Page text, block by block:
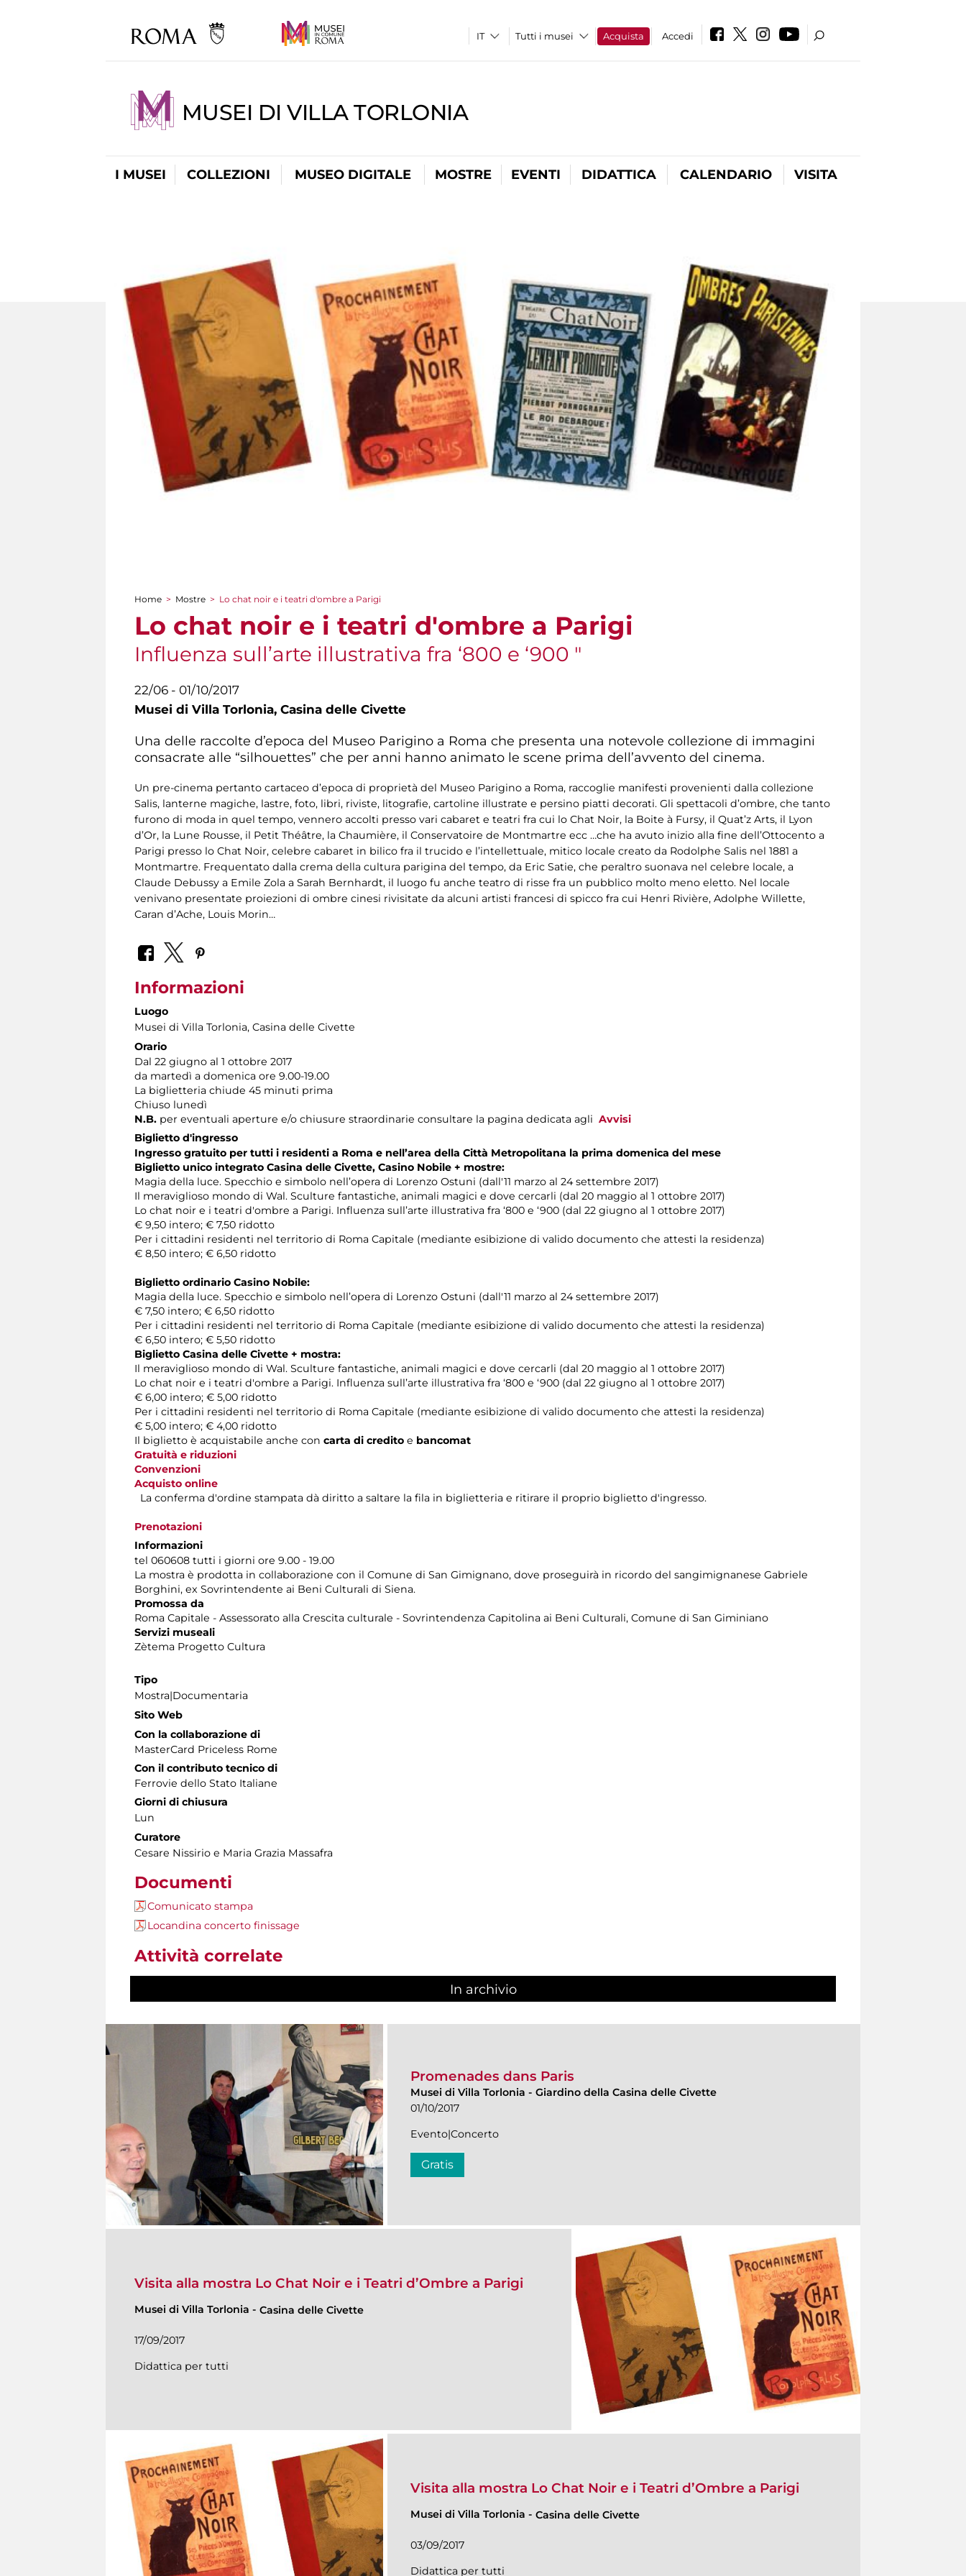
Tutti i musei Acquista Accedi
MUSEI DI VILLA TORLONIA
I MUSEI COLLEZIONI MUSEO DIGITALE MOSTRE EVENTI DIDATTICA CALENDARIO VISITA
Tu sei qui
Home > Mostre > Lo chat noir e i teatri d'ombre a Parigi
Lo chat noir e i teatri d'ombre a Parigi
Influenza sull’arte illustrativa fra ‘800 e ‘900 "
22/06 - 01/10/2017
Musei di Villa Torlonia, Casina delle Civette
Una delle raccolte d’epoca del Museo Parigino a Roma che presenta una notevole collezione di immagini
consacrate alle “silhouettes” che per anni hanno animato le scene prima dell’avvento del cinema.
Un pre-cinema pertanto cartaceo d’epoca di proprietà del Museo Parigino a Roma, raccoglie manifesti provenienti dalla collezione
Salis, lanterne magiche, lastre, foto, libri, riviste, litografie, cartoline illustrate e persino piatti decorati. Gli spettacoli d’ombre, che tanto
furono di moda in quel tempo, vennero accolti presso vari cabaret e teatri fra cui lo Chat Noir, la Boite à Fursy, il Quat’z Arts, il Lyon
d’Or, la Lune Rousse, il Petit Théâtre, la Chaumière, il Conservatoire de Montmartre ecc …che ha avuto inizio alla fine dell’Ottocento a
Parigi presso lo Chat Noir, celebre cabaret in bilico fra il trucido e l’intellettuale, mitico locale creato da Rodolphe Salis nel 1881 a
Montmartre. Frequentato dalla crema della cultura parigina del tempo, da Eric Satie, che peraltro suonava nel celebre locale, a
Claude Debussy a Emile Zola a Sarah Bernhardt, il luogo fu anche teatro di risse fra un pubblico molto meno eletto. Nel locale
venivano presentate proiezioni di ombre cinesi rivisitate da alcuni artisti francesi di spicco fra cui Henri Rivière, Adolphe Willette,
Caran d’Ache, Louis Morin…
Informazioni
Luogo
Musei di Villa Torlonia, Casina delle Civette
Orario
Dal 22 giugno al 1 ottobre 2017
da martedì a domenica ore 9.00-19.00
La biglietteria chiude 45 minuti prima
Chiuso lunedì
N.B. per eventuali aperture e/o chiusure straordinarie consultare la pagina dedicata agli Avvisi
Biglietto d'ingresso
Ingresso gratuito per tutti i residenti a Roma e nell’area della Città Metropolitana la prima domenica del mese
Biglietto unico integrato Casina delle Civette, Casino Nobile + mostre:
Magia della luce. Specchio e simbolo nell’opera di Lorenzo Ostuni (dall'11 marzo al 24 settembre 2017)
Il meraviglioso mondo di Wal. Sculture fantastiche, animali magici e dove cercarli (dal 20 maggio al 1 ottobre 2017)
Lo chat noir e i teatri d'ombre a Parigi. Influenza sull’arte illustrativa fra ‘800 e ‘900 (dal 22 giugno al 1 ottobre 2017)
€ 9,50 intero; € 7,50 ridotto
Per i cittadini residenti nel territorio di Roma Capitale (mediante esibizione di valido documento che attesti la residenza)
€ 8,50 intero; € 6,50 ridotto
Biglietto ordinario Casino Nobile:
Magia della luce. Specchio e simbolo nell’opera di Lorenzo Ostuni (dall'11 marzo al 24 settembre 2017)
€ 7,50 intero; € 6,50 ridotto
Per i cittadini residenti nel territorio di Roma Capitale (mediante esibizione di valido documento che attesti la residenza)
€ 6,50 intero; € 5,50 ridotto
Biglietto Casina delle Civette + mostra:
Il meraviglioso mondo di Wal. Sculture fantastiche, animali magici e dove cercarli (dal 20 maggio al 1 ottobre 2017)
Lo chat noir e i teatri d'ombre a Parigi. Influenza sull’arte illustrativa fra ‘800 e ‘900 (dal 22 giugno al 1 ottobre 2017)
€ 6,00 intero; € 5,00 ridotto
Per i cittadini residenti nel territorio di Roma Capitale (mediante esibizione di valido documento che attesti la residenza)
€ 5,00 intero; € 4,00 ridotto
Il biglietto è acquistabile anche con carta di credito e bancomat
Gratuità e riduzioni
Convenzioni
Acquisto online
La conferma d'ordine stampata dà diritto a saltare la fila in biglietteria e ritirare il proprio biglietto d'ingresso.
Prenotazioni
Informazioni
tel 060608 tutti i giorni ore 9.00 - 19.00
La mostra è prodotta in collaborazione con il Comune di San Gimignano, dove proseguirà in ricordo del sangimignanese Gabriele
Borghini, ex Sovrintendente ai Beni Culturali di Siena.
Promossa da
Roma Capitale - Assessorato alla Crescita culturale - Sovrintendenza Capitolina ai Beni Culturali, Comune di San Giminiano
Servizi museali
Zètema Progetto Cultura
Tipo
Mostra|Documentaria
Sito Web
Con la collaborazione di
MasterCard Priceless Rome
Con il contributo tecnico di
Ferrovie dello Stato Italiane
Giorni di chiusura
Lun
Curatore
Cesare Nissirio e Maria Grazia Massafra
Documenti
Comunicato stampa
Locandina concerto finissage
Attività correlate
In archivio
Promenades dans Paris
Musei di Villa Torlonia - Giardino della Casina delle Civette
01/10/2017
Evento|Concerto
Gratis
Visita alla mostra Lo Chat Noir e i Teatri d’Ombre a Parigi
Musei di Villa Torlonia - Casina delle Civette
17/09/2017
Didattica per tutti
Visita alla mostra Lo Chat Noir e i Teatri d’Ombre a Parigi
Musei di Villa Torlonia - Casina delle Civette
03/09/2017
Didattica per tutti